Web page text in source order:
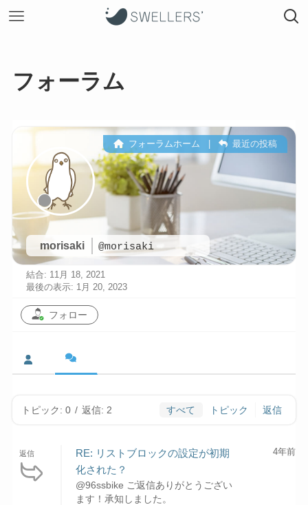
フォーラム
morisaki @morisaki
フォーラムホーム | 最近の投稿
結合: 11月 18, 2021
最後の表示: 1月 20, 2023
フォロー
トピック: 0 / 返信: 2 すべて トピック 返信
返信
RE: リストブロックの設定が初期
化された？
@96ssbike ご返信ありがとうござい
ます！承知しました。
4年前